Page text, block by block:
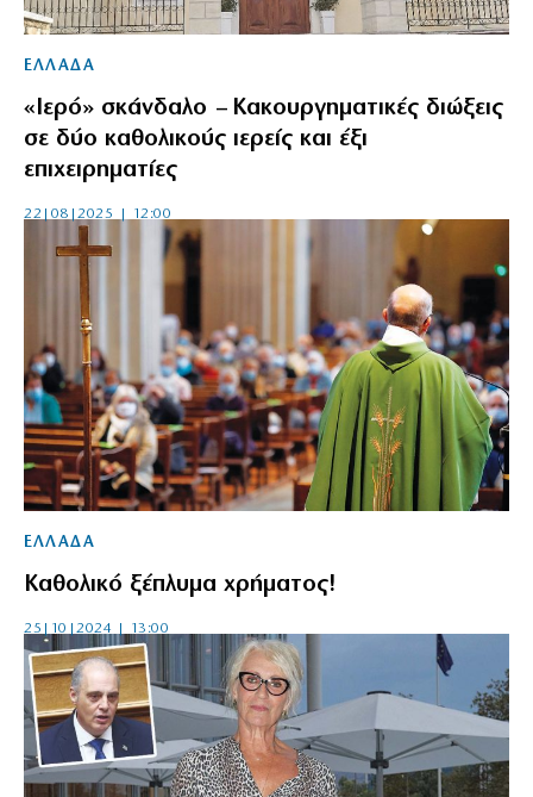
ΕΛΛΑΔΑ
«Ιερό» σκάνδαλο – Κακουργηματικές διώξεις
σε δύο καθολικούς ιερείς και έξι
επιχειρηματίες
22|08|2025 | 12:00
ΕΛΛΑΔΑ
Καθολικό ξέπλυμα χρήματος!
25|10|2024 | 13:00